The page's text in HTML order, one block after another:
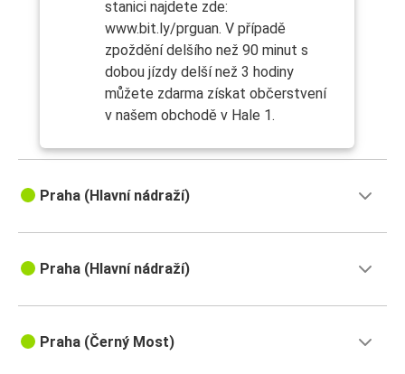
stanici najdete zde:
www.bit.ly/prguan. V případě
zpoždění delšího než 90 minut s
dobou jízdy delší než 3 hodiny
můžete zdarma získat občerstvení
v našem obchodě v Hale 1.
Praha (Hlavní nádraží)
Praha (Hlavní nádraží)
Praha (Černý Most)